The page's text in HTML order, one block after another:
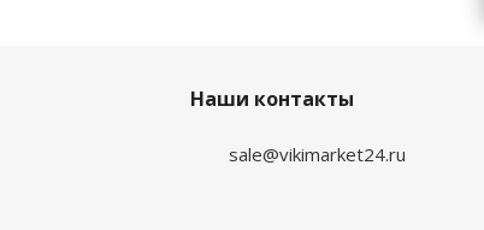
Наши контакты
sale@vikimarket24.ru